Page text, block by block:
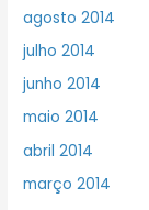
agosto 2014
julho 2014
junho 2014
maio 2014
abril 2014
março 2014